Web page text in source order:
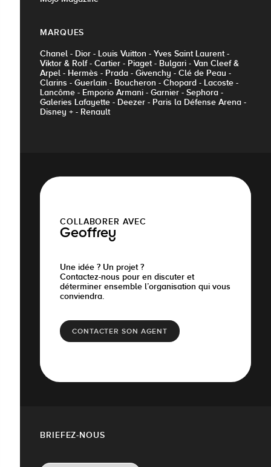
MARQUES
Chanel - Dior - Louis Vuitton - Yves Saint Laurent -
Viktor & Rolf - Cartier - Piaget - Bulgari - Van Cleef &
Arpel - Hermès - Prada - Givenchy - Clé de Peau -
Clarins - Guerlain - Boucheron - Chopard - Lacoste -
Lancôme - Emporio Armani - Garnier - Sephora -
Galeries Lafayette - Deezer - Paris la Défense Arena -
Disney + - Renault
COLLABORER AVEC
Geoffrey
Une idée ? Un projet ?
Contactez-nous pour en discuter et
déterminer ensemble l’organisation qui vous
conviendra.
CONTACTER SON AGENT
BRIEFEZ-NOUS